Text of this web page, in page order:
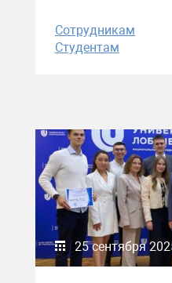
Сотрудникам
Студентам
25 сентября